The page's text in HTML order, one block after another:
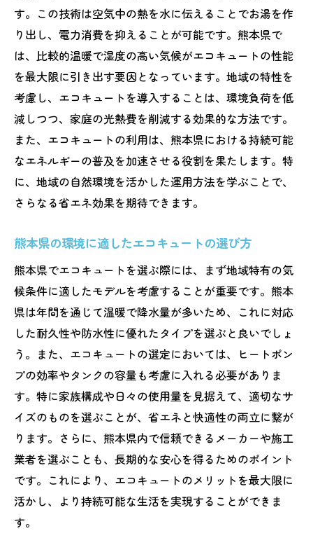
エコキュートで実現する熊本県の持続可能な未
持続可能な未来を目指すエコキュートの役
割とは
熊本県の持続可能なエネルギー計画とエコ
キュートの貢献
エコキュートが熊本県の環境に与えるポジ
ティブな影響
地域のエネルギー問題を解決するエコキュ
ートの可能性
エコキュートと地元コミュニティの持続可
能な発展
熊本県の未来を支えるエコキュートの重要
性
配管設置のポイント熊本県でのエコキュートの
可能性
熊本県でのエコキュート配管設置の基本的
な手順
地域特性を考慮した配管設置の最適化
エコキュート配管設置の成功事例とその要
素
熊本県でのエコキュート配管設置の課題と
解決法
す。この技術は空気中の熱を水に伝えることでお湯を作
り出し、電力消費を抑えることが可能です。熊本県で
は、比較的温暖で湿度の高い気候がエコキュートの性能
を最大限に引き出す要因となっています。地域の特性を
考慮し、エコキュートを導入することは、環境負荷を低
減しつつ、家庭の光熱費を削減する効果的な方法です。
また、エコキュートの利用は、熊本県における持続可能
なエネルギーの普及を加速させる役割を果たします。特
に、地域の自然環境を活かした運用方法を学ぶことで、
さらなる省エネ効果を期待できます。
熊本県の環境に適したエコキュートの選び方
熊本県でエコキュートを選ぶ際には、まず地域特有の気
候条件に適したモデルを考慮することが重要です。熊本
県は年間を通じて温暖で降水量が多いため、これに対応
した耐久性や防水性に優れたタイプを選ぶと良いでしょ
う。また、エコキュートの選定においては、ヒートポン
プの効率やタンクの容量も考慮に入れる必要がありま
す。特に家族構成や日々の使用量を見据えて、適切なサ
イズのものを選ぶことが、省エネと快適性の両立に繋が
ります。さらに、熊本県内で信頼できるメーカーや施工
業者を選ぶことも、長期的な安心を得るためのポイント
です。これにより、エコキュートのメリットを最大限に
活かし、より持続可能な生活を実現することができま
す。